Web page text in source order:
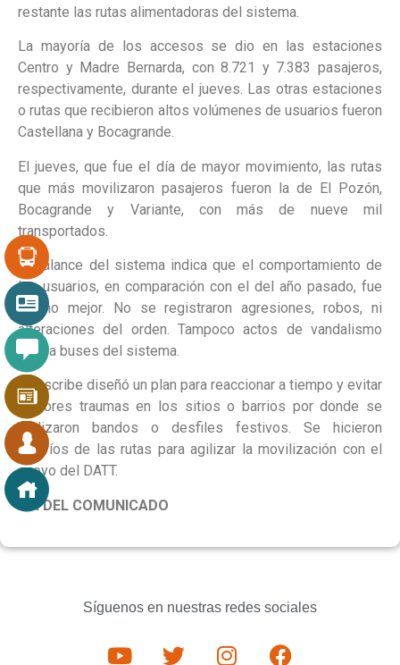
restante las rutas alimentadoras del sistema.
La mayoría de los accesos se dio en las estaciones
Centro y Madre Bernarda, con 8.721 y 7.383 pasajeros,
respectivamente, durante el jueves. Las otras estaciones
o rutas que recibieron altos volúmenes de usuarios fueron
Castellana y Bocagrande.
El jueves, que fue el día de mayor movimiento, las rutas
que más movilizaron pasajeros fueron la de El Pozón,
Bocagrande y Variante, con más de nueve mil
transportados.
El balance del sistema indica que el comportamiento de
los usuarios, en comparación con el del año pasado, fue
mucho mejor. No se registraron agresiones, robos, ni
alteraciones del orden. Tampoco actos de vandalismo
contra buses del sistema.
Transcribe diseñó un plan para reaccionar a tiempo y evitar
mayores traumas en los sitios o barrios por donde se
realizaron bandos o desfiles festivos. Se hicieron
desvíos de las rutas para agilizar la movilización con el
apoyo del DATT.
FIN DEL COMUNICADO
Síguenos en nuestras redes sociales